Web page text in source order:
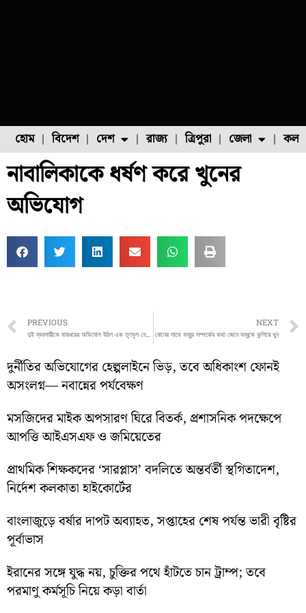
হোম বিদেশ দেশ
ফুল চাষ ফল চাষ মাছ চাষ
রাজ্য ত্রিপুরা জেলা
উত্তর ২৪ পরগনা
নাবালিকাকে ধর্ষণ করে খুনের
অভিযোগ
Prev
PREVIOUS
দুই ব্যবসায়ীকে মারধরের অভিযোগ উঠল এক তৃণমূল নেতা ও তার অনুগামীদের বিরুদ্ধে
NEXT
বোনের সাথে বন্ধুর সম্পর্কের কথা জেনে বন্ধুকে কুপিয়ে খুন
দুর্নীতির অভিযোগের হেল্পলাইনে ভিড়, তবে অধিকাংশ ফোনই
অসংলগ্ন— নবান্নের পর্যবেক্ষণ
মসজিদের মাইক অপসারণ ঘিরে বিতর্ক, প্রশাসনিক পদক্ষেপে
আপত্তি আইএসএফ ও জমিয়েতের
প্রাথমিক শিক্ষকদের ‘সারপ্লাস’ বদলিতে অন্তর্বর্তী স্থগিতাদেশ,
নির্দেশ কলকাতা হাইকোর্টের
বাংলাজুড়ে বর্ষার দাপট অব্যাহত, সপ্তাহের শেষ পর্যন্ত ভারী বৃষ্টির
পূর্বাভাস
ইরানের সঙ্গে যুদ্ধ নয়, চুক্তির পথে হাঁটতে চান ট্রাম্প; তবে
পরমাণু কর্মসূচি নিয়ে কড়া বার্তা